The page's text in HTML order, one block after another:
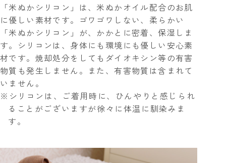
「米ぬかシリコン」は、米ぬかオイル配合のお肌
に優しい素材です。ゴワゴワしない、柔らかい
「米ぬかシリコン」が、かかとに密着、保湿しま
す。シリコンは、身体にも環境にも優しい安心素
材です。焼却処分をしてもダイオキシン等の有害
物質も発生しません。また、有害物質は含まれて
いません。
※シリコンは、ご着用時に、ひんやりと感じられ
ることがございますが徐々に体温に馴染みま
す。